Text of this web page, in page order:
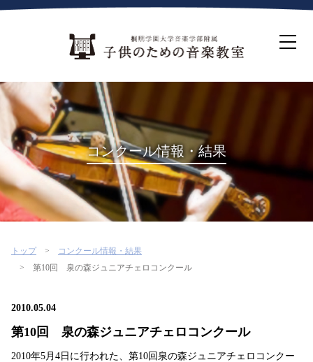
ホーム
生徒募集について
教室案内
コース紹介
概要・沿革
桐朋を選ぶ理由
インタビュー・コラム
イベント
よくある質問
コンクール情報・結果
トップ
コンクール情報・結果
第10回 泉の森ジュニアチェロコンクール
2010.05.04
第10回 泉の森ジュニアチェロコンクール
2010年5月4日に行われた、第10回泉の森ジュニアチェロコンクー